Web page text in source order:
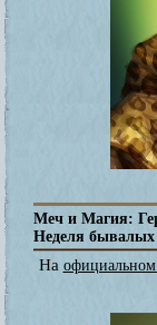
Меч и Магия:
Неделя бывалых
На официальном